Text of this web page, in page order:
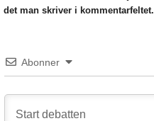
det man skriver i kommentarfeltet.
Abonner